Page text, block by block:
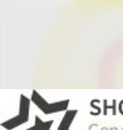
Krepové povlečení